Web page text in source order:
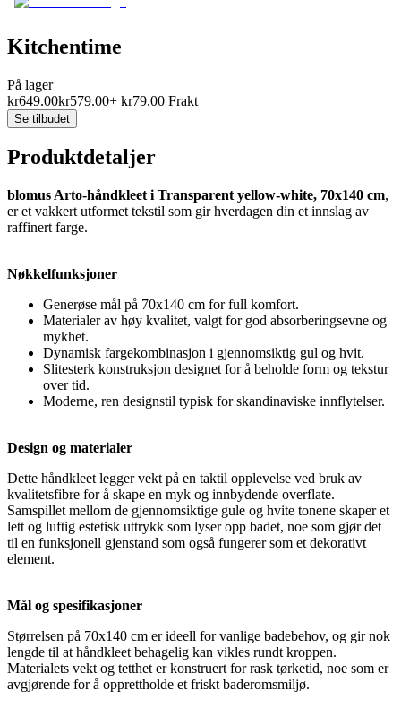
Kitchentime
På lager
kr649.00kr579.00+ kr79.00 Frakt
Se tilbudet
Produktdetaljer
blomus Arto-håndkleet i Transparent yellow-white, 70x140 cm,
er et vakkert utformet tekstil som gir hverdagen din et innslag av
raffinert farge.
Nøkkelfunksjoner
Generøse mål på 70x140 cm for full komfort.
Materialer av høy kvalitet, valgt for god absorberingsevne og
mykhet.
Dynamisk fargekombinasjon i gjennomsiktig gul og hvit.
Slitesterk konstruksjon designet for å beholde form og tekstur
over tid.
Moderne, ren designstil typisk for skandinaviske innflytelser.
Design og materialer
Dette håndkleet legger vekt på en taktil opplevelse ved bruk av
kvalitetsfibre for å skape en myk og innbydende overflate.
Samspillet mellom de gjennomsiktige gule og hvite tonene skaper et
lett og luftig estetisk uttrykk som lyser opp badet, noe som gjør det
til en funksjonell gjenstand som også fungerer som et dekorativt
element.
Mål og spesifikasjoner
Størrelsen på 70x140 cm er ideell for vanlige badebehov, og gir nok
lengde til at håndkleet behagelig kan vikles rundt kroppen.
Materialets vekt og tetthet er konstruert for rask tørketid, noe som er
avgjørende for å opprettholde et friskt baderomsmiljø.